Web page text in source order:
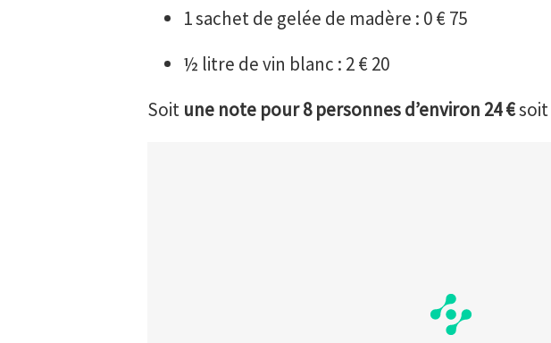
1 sachet de gelée de madère : 0 € 75
½ litre de vin blanc : 2 € 20
Soit une note pour 8 personnes d’environ 24 €soit